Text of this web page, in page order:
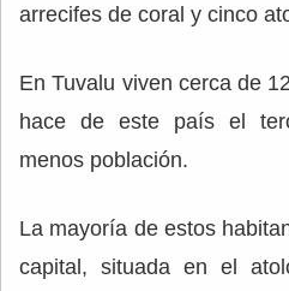
arrecifes de coral y cinco
En Tuvalu viven cerca de
hace de este país el
menos población.
La mayoría de estos
capital, situada en el